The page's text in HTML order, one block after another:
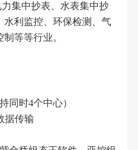
集中抄表、水表集中抄
水利监控、环保检测、气
等等行业。
同时4个中心）
据传输